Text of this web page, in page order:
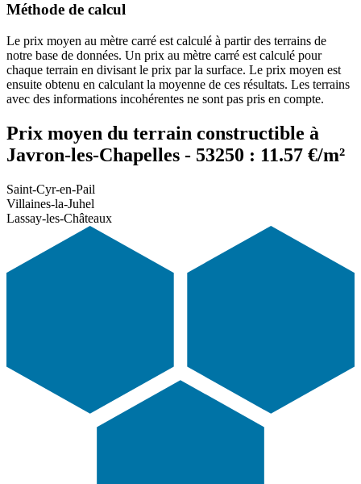
Méthode de calcul
Le prix moyen au mètre carré est calculé à partir des terrains de
notre base de données. Un prix au mètre carré est calculé pour
chaque terrain en divisant le prix par la surface. Le prix moyen est
ensuite obtenu en calculant la moyenne de ces résultats. Les terrains
avec des informations incohérentes ne sont pas pris en compte.
Prix moyen du terrain constructible à
Javron-les-Chapelles - 53250 : 11.57 €/m²
Saint-Cyr-en-Pail
Villaines-la-Juhel
Lassay-les-Châteaux